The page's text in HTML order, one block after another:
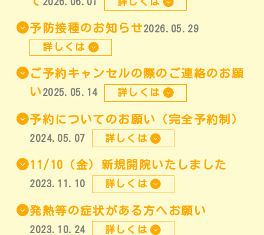
予防接種のお知らせ2026.05.29
詳しくは
ご予約キャンセルの際のご連絡のお願
い2025.05.14 詳しくは
予約についてのお願い（完全予約制）
2024.05.07 詳しくは
11/10（金）新規開院いたしました
2023.11.10 詳しくは
発熱等の症状がある方へお願い
2023.10.24 詳しくは